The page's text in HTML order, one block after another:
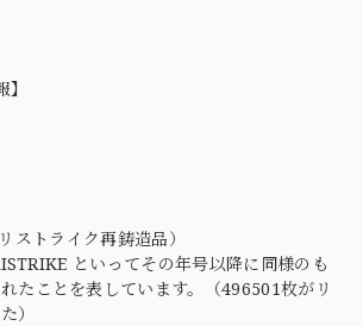
ストライク再鋳造品）
といってその年号以降に同様のも
たことを表しています。（496501枚がリ
）